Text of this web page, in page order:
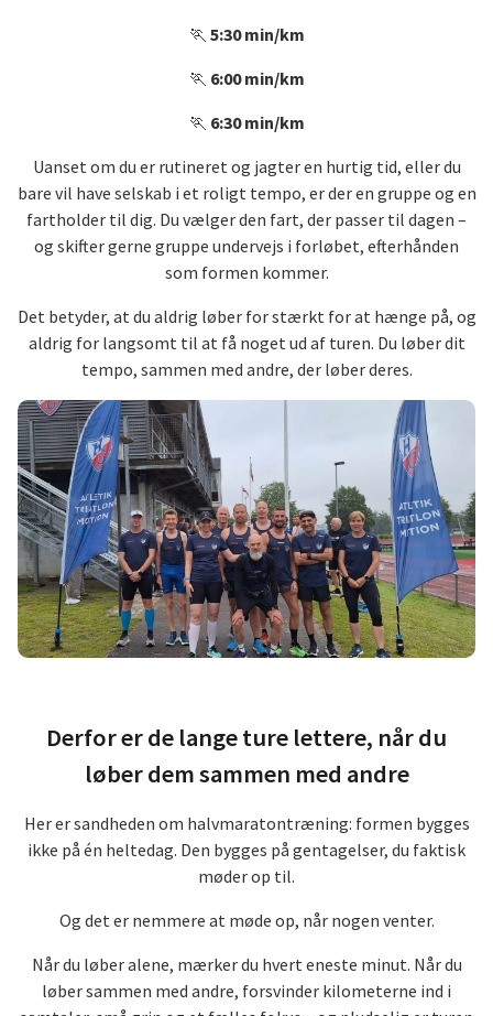
🏃 5:30 min/km
🏃 6:00 min/km
🏃 6:30 min/km
Uanset om du er rutineret og jagter en hurtig tid, eller du
bare vil have selskab i et roligt tempo, er der en gruppe og en
fartholder til dig. Du vælger den fart, der passer til dagen –
og skifter gerne gruppe undervejs i forløbet, efterhånden
som formen kommer.
Det betyder, at du aldrig løber for stærkt for at hænge på, og
aldrig for langsomt til at få noget ud af turen. Du løber dit
tempo, sammen med andre, der løber deres.
Derfor er de lange ture lettere, når du
løber dem sammen med andre
Her er sandheden om halvmaratontræning: formen bygges
ikke på én heltedag. Den bygges på gentagelser, du faktisk
møder op til.
Og det er nemmere at møde op, når nogen venter.
Når du løber alene, mærker du hvert eneste minut. Når du
løber sammen med andre, forsvinder kilometerne ind i